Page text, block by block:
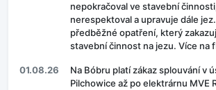
nepokračoval ve stavební
nerespektoval a upravuje dále
předběžné opatření, který
stavební činnost na jezu. Více na
01.08.26
Na Bóbru platí zákaz splouvání v
Pilchowice až po elektrárnu MVE